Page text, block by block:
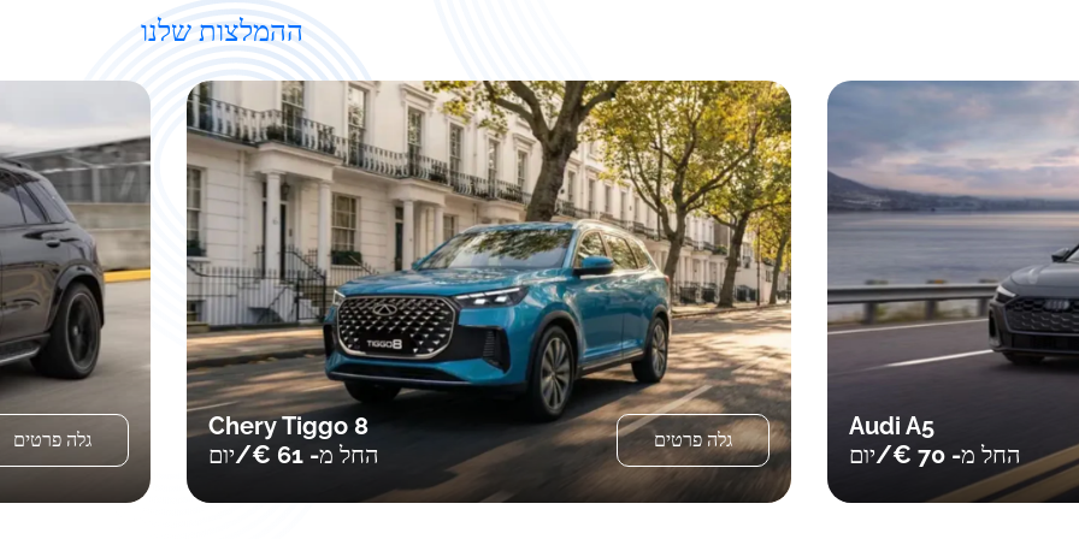
ההמלצות שלנו
גלה פרטים
Audi A5
החל מ- 70 €/יום
גלה פרטים
Toyota Yaris Cross
החל מ- 49 €/יום